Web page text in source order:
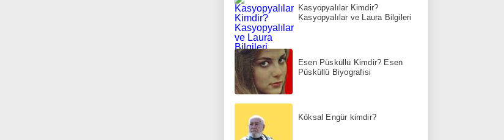
Kasyopyalılar Kimdir?
Kasyopyalılar ve Laura Bilgileri
Esen Püsküllü Kimdir? Esen
Püsküllü Biyografisi
Köksal Engür kimdir?